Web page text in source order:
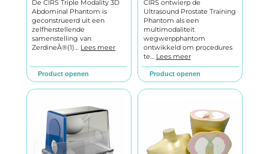
De CIRS Triple Modality 3D
Abdominal Phantom is
geconstrueerd uit een
zelfherstellende
samenstelling van
ZerdineÂ®(1)… Lees meer
Product openen
CIRS ontwierp de
Ultrasound Prostate Training
Phantom als een
multimodaliteit
wegwerpphantom
ontwikkeld om procedures
te… Lees meer
Product openen